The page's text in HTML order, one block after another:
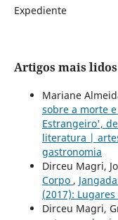
Expediente
Artigos mais
Mariane
sobre a morte
Estrangeiro',
literatura |
gastronomia
Dirceu Magri,
Corpo ,
(2017):
Dirceu Magri,